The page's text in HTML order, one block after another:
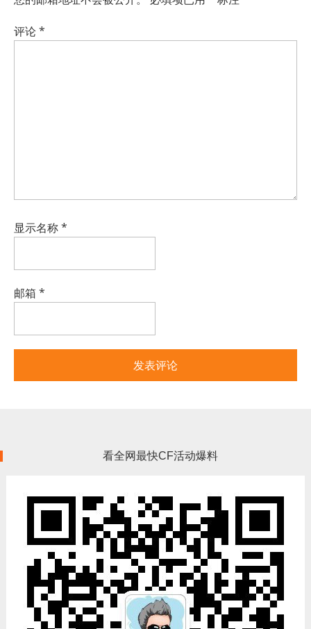
评论*
显示名称*
邮箱 *
看全网最快CF活动爆料